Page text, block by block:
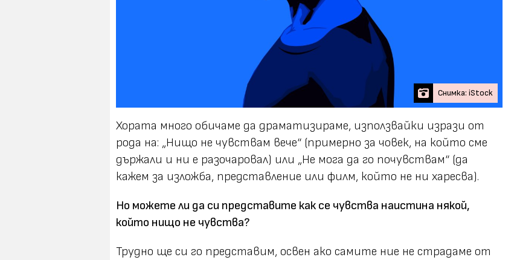
Снимка: iStock
Хората много обичаме да драматизираме, използвайки изрази от
рода на: „Нищо не чувствам вече“ (примерно за човек, на който сме
държали и ни е разочаровал) или „Не мога да го почувствам“ (да
кажем за изложба, представление или филм, който не ни харесва).
Но можете ли да си представите как се чувства наистина някой,
който нищо не чувства?
Трудно ще си го представим, освен ако самите ние не страдаме от